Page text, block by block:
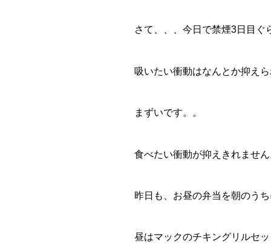
さて、、、今日で禁煙3日目ぐ
吸いたい衝動はなんとか抑え
まずいです。。
食べたい衝動が抑えきれませ
昨日も、お昼の弁当を朝のう
昼はマックのチキングリルセ